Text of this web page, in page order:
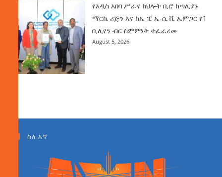
የአዲስ አበባ ሥራና ክህሎት ቢሮ ከጣሊያኑ
ማርኬ ሪጅን እና ከኤ ፒ ኤ-ሲ ቪ ኤምጋር የ1
ቢሊየን ብር ስምምነት ተፈራረመ
August 5, 2026
ስለ እኛ